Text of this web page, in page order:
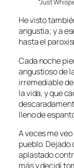
“Just
He visto
angustia; y a
hasta el
Cada noche
angustioso de
irremediable
la vida, y que
lleno de
A veces me
pueblo. Dejado
aplastado
más y decidí